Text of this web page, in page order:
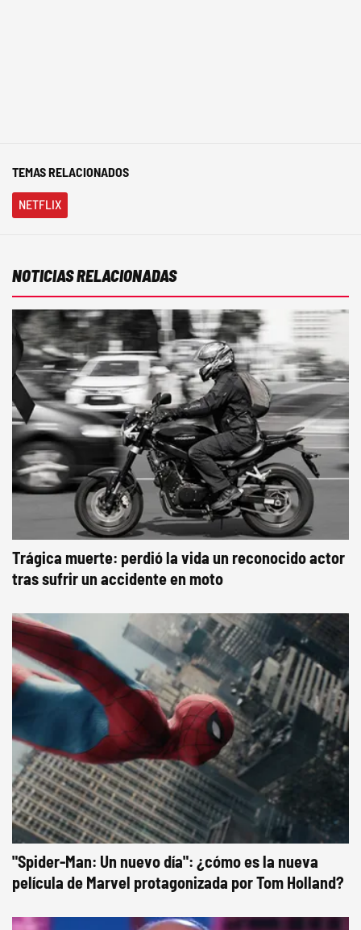
TEMAS RELACIONADOS
NETFLIX
NOTICIAS RELACIONADAS
Trágica muerte: perdió la vida un reconocido actor
tras sufrir un accidente en moto
"Spider-Man: Un nuevo día": ¿cómo es la nueva
película de Marvel protagonizada por Tom Holland?